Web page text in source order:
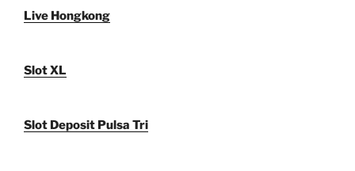
Live Hongkong
Slot XL
Slot Deposit Pulsa Tri